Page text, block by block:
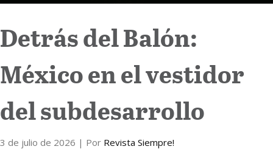
Detrás del Balón:
México en el vestidor
del subdesarrollo
3 de julio de 2026 | Por Revista Siempre!